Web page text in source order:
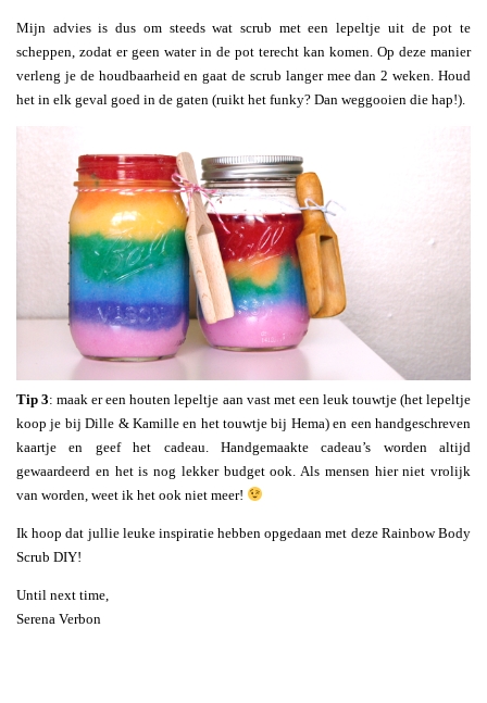
Mijn advies is dus om steeds wat scrub met een lepeltje uit de pot te
scheppen, zodat er geen water in de pot terecht kan komen. Op deze manier
verleng je de houdbaarheid en gaat de scrub langer mee dan 2 weken. Houd
het in elk geval goed in de gaten (ruikt het funky? Dan weggooien die hap!).
Tip 3: maak er een houten lepeltje aan vast met een leuk touwtje (het lepeltje
koop je bij Dille & Kamille en het touwtje bij Hema) en een handgeschreven
kaartje en geef het cadeau. Handgemaakte cadeau’s worden altijd
gewaardeerd en het is nog lekker budget ook. Als mensen hier niet vrolijk
van worden, weet ik het ook niet meer!
Ik hoop dat jullie leuke inspiratie hebben opgedaan met deze Rainbow Body
Scrub DIY!
Until next time,
Serena Verbon